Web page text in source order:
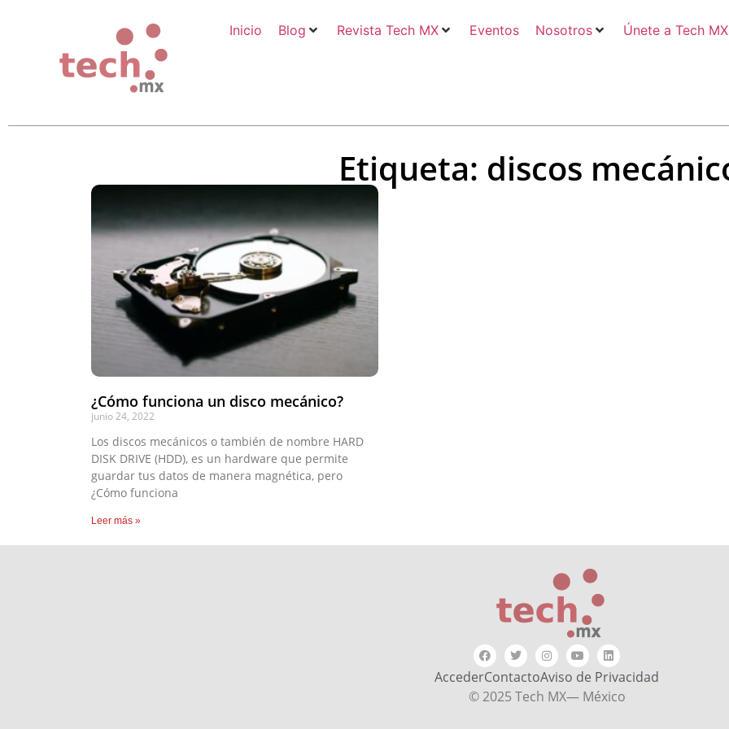
Inicio Blog Revista Tech MX Eventos Nosotros Únete a Tech MX
Etiqueta: discos
¿Cómo funciona un disco mecánico?
junio 24, 2022
Los discos mecánicos o también de nombre HARD
DISK DRIVE (HDD), es un hardware que permite
guardar tus datos de manera magnética, pero
¿Cómo funciona
Leer más »
AccederContactoAviso de Privacidad
© 2025 Tech MX— México